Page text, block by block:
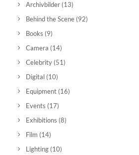
Archivbilder (13)
Behind the Scene (92)
Books (9)
Camera (14)
Celebrity (51)
Digital (10)
Equipment (16)
Events (17)
Exhibitions (8)
Film (14)
Lighting (10)